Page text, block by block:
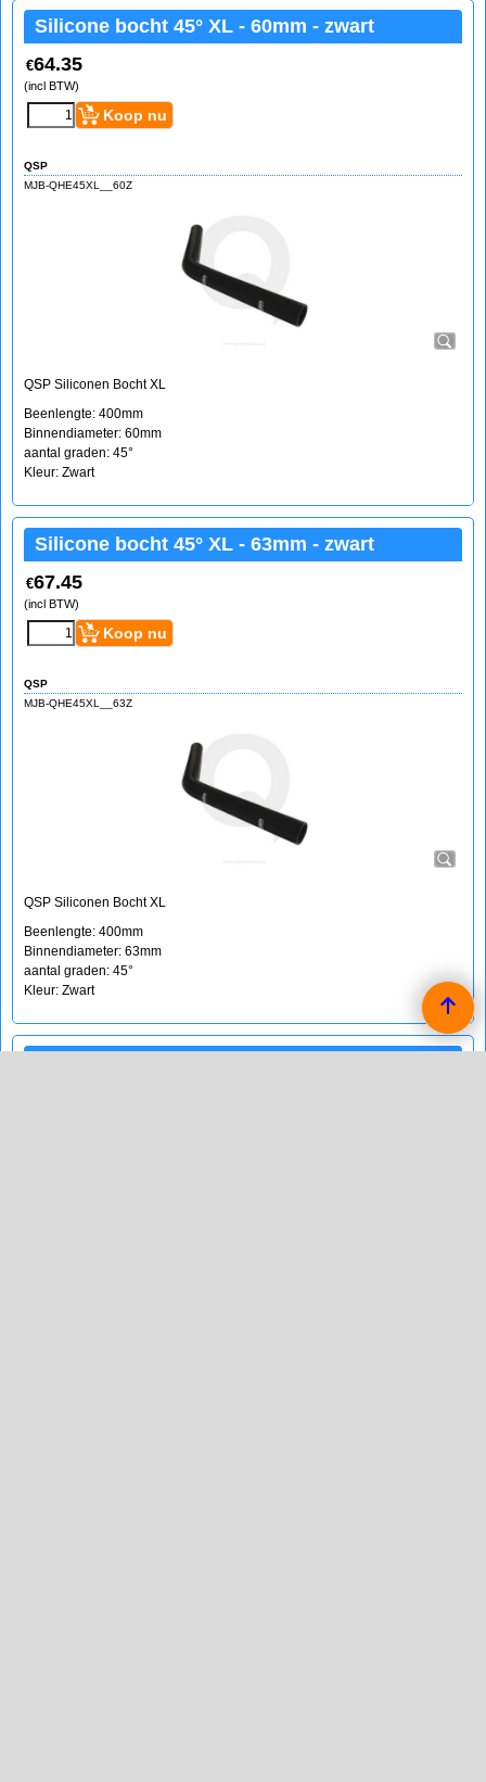
Silicone bocht 45° XL - 60mm - zwart
€64.35
(incl BTW)
Koop nu
QSP
MJB-QHE45XL__60Z
QSP Siliconen Bocht XL
Beenlengte: 400mm
Binnendiameter: 60mm
aantal graden: 45°
Kleur: Zwart
Silicone bocht 45° XL - 63mm - zwart
€67.45
(incl BTW)
Koop nu
QSP
MJB-QHE45XL__63Z
QSP Siliconen Bocht XL
Beenlengte: 400mm
Binnendiameter: 63mm
aantal graden: 45°
Kleur: Zwart